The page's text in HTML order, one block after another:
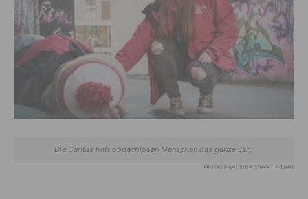
Die Caritas hilft obdachlosen Menschen das ganze Jahr
© Caritas/Johannes Leitner